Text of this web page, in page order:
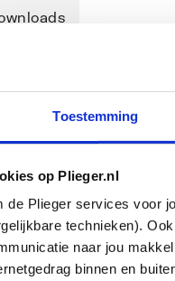
Toestemming
op Plieger.nl
de Plieger services voor
technieken).
naar jou
binnen en